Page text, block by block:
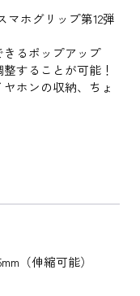
マホグリップ第12弾
るポップアップ
することが可能！
ホンの収納、ちょ
（伸縮可能）